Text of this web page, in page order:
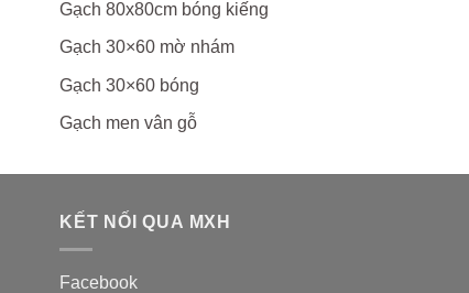
Gạch 80x80cm bóng kiếng
Gạch 30×60 mờ nhám
Gạch 30×60 bóng
Gạch men vân gỗ
KẾT NỐI QUA MXH
Facebook